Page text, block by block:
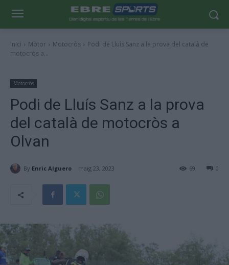
Inici Motor Motocròs
Podi de Lluís Sanz a la prova del català de
motocròs a...
Motocròs
Podi de Lluís Sanz a la prova
del català de motocròs a
Olvan
By Enric Alguero maig 23, 2023 0
69